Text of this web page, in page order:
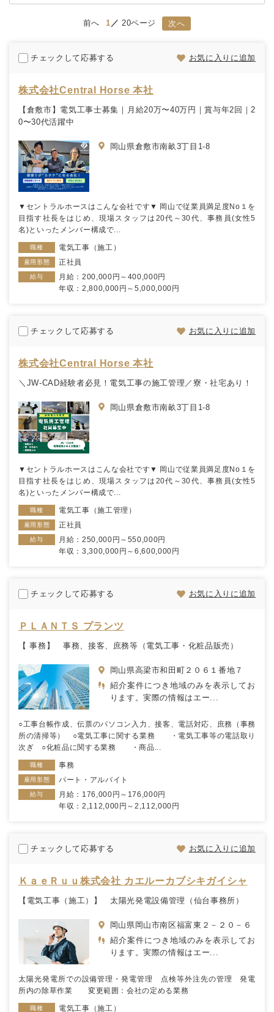
前へ 1 20ページ 次へ
チェックして応募する お気に入りに追加
株式会社Central Horse 本社
【倉敷市】電気工事士募集｜月給20万〜40万円｜賞与年2回｜2
0〜30代活躍中
岡山県倉敷市南畝3丁目1-8
▼セントラルホースはこんな会社です▼ 岡山で従業員満足度No１を
目指す社長をはじめ、現場スタッフは20代～30代、事務員(女性5
名)といったメンバー構成で...
職種 電気工事（施工）
雇用形態 正社員
給与
月給：200,000円～400,000円
年収：2,800,000円～5,000,000円
チェックして応募する お気に入りに追加
株式会社Central Horse 本社
＼JW-CAD経験者必見！電気工事の施工管理／寮・社宅あり！
岡山県倉敷市南畝3丁目1-8
▼セントラルホースはこんな会社です▼ 岡山で従業員満足度No１を
目指す社長をはじめ、現場スタッフは20代～30代、事務員(女性5
名)といったメンバー構成で...
職種 電気工事（施工管理）
雇用形態 正社員
給与
月給：250,000円～550,000円
年収：3,300,000円～6,600,000円
チェックして応募する お気に入りに追加
ＰＬＡＮＴＳ プランツ
【 事務】 事務、接客、庶務等（電気工事・化粧品販売）
岡山県高梁市和田町２０６１番地７
紹介案件につき地域のみを表示してお
ります。実際の情報はエー...
○工事台帳作成、伝票のパソコン入力、接客、電話対応、庶務（事務
所の清掃等） ○電気工事に関する業務 ・電気工事等の電話取り
次ぎ ○化粧品に関する業務 ・商品...
職種 事務
雇用形態 パート・アルバイト
給与
月給：176,000円～176,000円
年収：2,112,000円～2,112,000円
チェックして応募する お気に入りに追加
ＫａｅＲｕｕ株式会社 カエルーカブシキガイシャ
【電気工事（施工）】 太陽光発電設備管理（仙台事務所）
岡山県岡山市南区福富東２－２０－６
紹介案件につき地域のみを表示してお
ります。実際の情報はエー...
太陽光発電所での設備管理・発電管理 点検等外注先の管理 発電
所内の除草作業 変更範囲：会社の定める業務
職種 電気工事（施工）